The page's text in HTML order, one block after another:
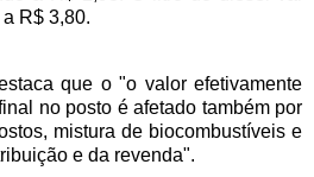
R$ 3,80.
que o "o valor efetivamente
no posto é afetado também por
mistura de biocombustíveis e
e da revenda".